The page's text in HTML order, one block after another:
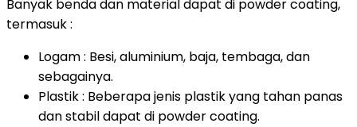
Banyak benda dan material dapat di powder coating,
termasuk :
Logam : Besi, aluminium, baja, tembaga, dan
sebagainya.
Plastik : Beberapa jenis plastik yang tahan panas
dan stabil dapat di powder coating.